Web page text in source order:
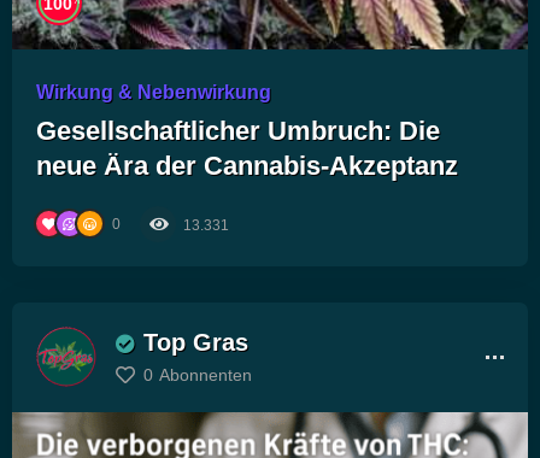
Wirkung & Nebenwirkung
Gesellschaftlicher Umbruch: Die
neue Ära der Cannabis-Akzeptanz
0 13.331
Top Gras
0 Abonnenten